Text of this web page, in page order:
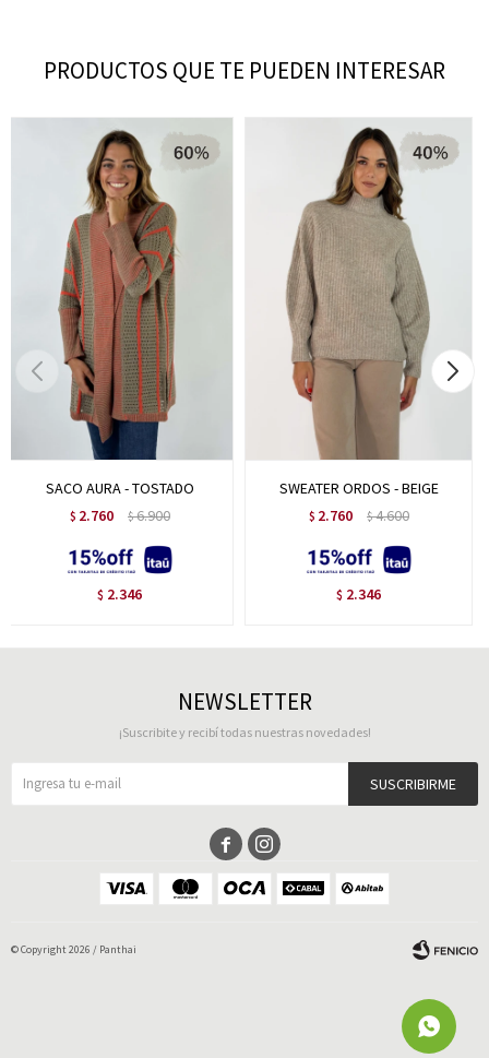
PRODUCTOS QUE TE PUEDEN INTERESAR
SACO AURA - TOSTADO
$ 2.760 $6.900
$ 2.346
SWEATER ORDOS - BEIGE
$ 2.760 $4.600
$ 2.346
NEWSLETTER
¡Suscribite y recibí todas nuestras novedades!
SUSCRIBIRME
 
© Copyright 2026 / Panthai